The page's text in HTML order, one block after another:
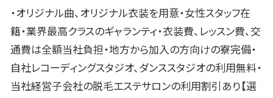
・オリジナル曲、オリジナル衣装を用意・女性スタッフ在
籍・業界最高クラスのギャランティ・衣装費、レッスン費、交
通費は全額当社負担・地方から加入の方向けの寮完備・
自社レコーディングスタジオ、ダンススタジオの利用無料・
当社経営子会社の脱毛エステサロンの利用割引あり【選